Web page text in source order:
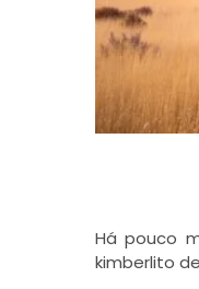
Há pouco
kimberlito